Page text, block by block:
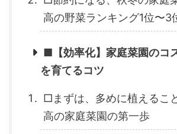
高の野菜ランキング1位〜3
■【効率化】家庭菜園のコ
を育てるコツ
□まずは、多めに植えるこ
高の家庭菜園の第一歩